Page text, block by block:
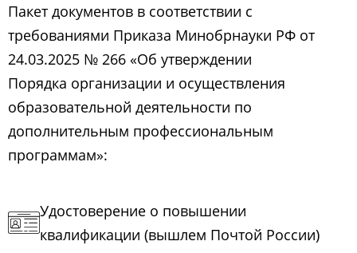
Пакет документов в соответствии с
требованиями Приказа Минобрнауки РФ от
24.03.2025 № 266 «Об утверждении
Порядка организации и осуществления
образовательной деятельности по
дополнительным профессиональным
программам»:
Удостоверение о повышении
квалификации (вышлем Почтой России)